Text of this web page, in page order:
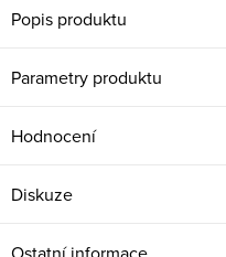
Popis produktu
Parametry produktu
Hodnocení
Diskuze